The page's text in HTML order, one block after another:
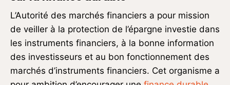
L’Autorité des marchés financiers a pour mission
de veiller à la protection de l’épargne investie dans
les instruments financiers, à la bonne information
des investisseurs et au bon fonctionnement des
marchés d’instruments financiers. Cet organisme a